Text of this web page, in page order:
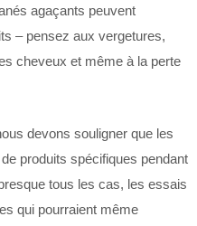
agaçants peuvent
– pensez aux vergetures,
cheveux et même à la perte
devons souligner que les
produits spécifiques pendant
tous les cas, les essais
qui pourraient même